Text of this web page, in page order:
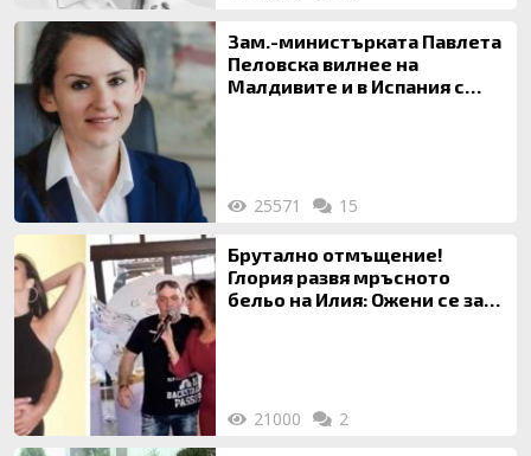
Зам.-министърката Павлета
Пеловска вилнее на
Малдивите и в Испания с
25571 15
Брутално отмъщение!
Глория развя мръсното
бельо на Илия: Ожени се за
21000 2